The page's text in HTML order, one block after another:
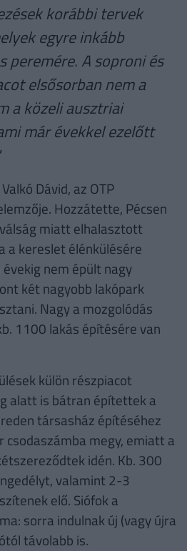
korábbi tervek
egyre inkább
peremére. A soproni és
elsősorban nem a
a közeli ausztriai
már évekkel ezelőtt
Dávid, az OTP
Hozzátette, Pécsen
miatt elhalasztott
a kereslet élénkülésére
nem épült nagy
két nagyobb lakópark
Nagy a mozgolódás
1100 lakás építésére van
külön részpiacot
alatt is bátran építettek a
társasház építéséhez
megy, emiatt a
idén. Kb. 300
valamint 2-3
elő. Siófok a
sorra indulnak új (vagy újra
távolabb is.